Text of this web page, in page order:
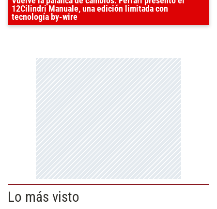
12Cilindri Manuale, una edición limitada con
tecnología by-wire
Lo más visto